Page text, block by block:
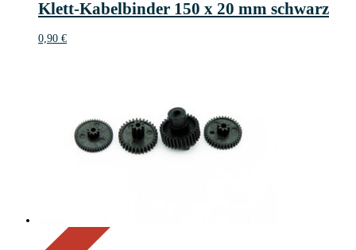
Klett-Kabelbinder 150 x 20 mm schwarz
0,90 €
On Sale